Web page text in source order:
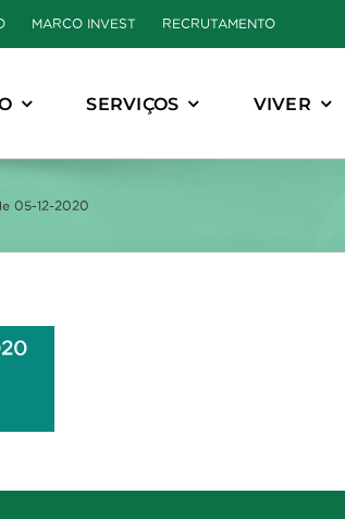
MARCO INVEST RECRUTAMENTO
SERVIÇOS VIVER
05-12-2020